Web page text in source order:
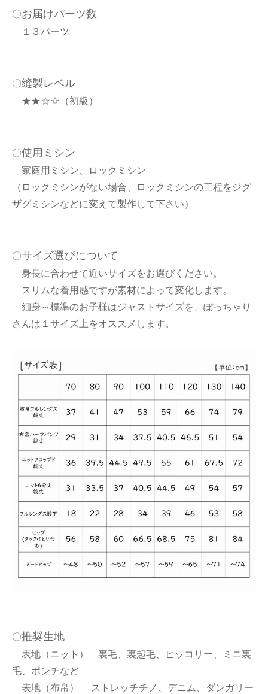
〇お届けパーツ数
１３パーツ
〇縫製レベル
★★☆☆（初級）
〇使用ミシン
家庭用ミシン、ロックミシン
（ロックミシンがない場合、ロックミシンの工程をジグ
ザグミシンなどに変えて製作して下さい）
〇サイズ選びについて
身長に合わせて近いサイズをお選びください。
スリムな着用感ですが素材によって変化します。
細身～標準のお子様はジャストサイズを、ぽっちゃり
さんは１サイズ上をオススメします。
〇推奨生地
表地（ニット） 裏毛、裏起毛、ヒッコリー、ミニ裏
毛、ポンチなど
表地（布帛） ストレッチチノ、デニム、ダンガリー